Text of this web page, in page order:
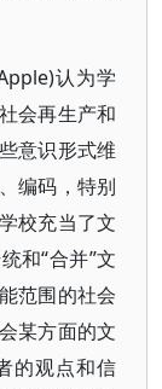
认为学
会再生产和
意识形式维
编码，特别
校充当了文
和“合并”文
范围的社会
某方面的文
的观点和信